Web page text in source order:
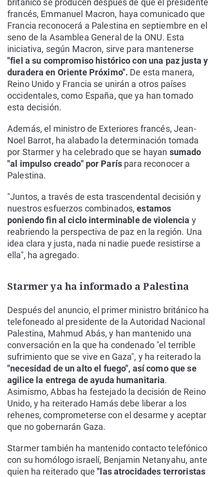
británico se producen después de que el presidente
francés, Emmanuel Macron, haya comunicado que
Francia reconocerá a Palestina en septiembre en el
seno de la Asamblea General de la ONU. Esta
iniciativa, según Macron, sirve para mantenerse
"fiel a su compromiso histórico con una paz justa y
duradera en Oriente Próximo". De esta manera,
Reino Unido y Francia se unirán a otros países
occidentales, como España, que ya han tomado
esta decisión.
Además, el ministro de Exteriores francés, Jean-
Noel Barrot, ha alabado la determinación tomada
por Starmer y ha celebrado que se hayan sumado
"al impulso creado" por París para reconocer a
Palestina.
"Juntos, a través de esta trascendental decisión y
nuestros esfuerzos combinados,estamos
poniendo fin al ciclo interminable de violencia y
reabriendo la perspectiva de paz en la región. Una
idea clara y justa, nada ni nadie puede resistirse a
ella", ha agregado.
Starmer ya ha informado a Palestina
Después del anuncio, el primer ministro británico ha
telefoneado al presidente de la Autoridad Nacional
Palestina, Mahmud Abás, y han mantenido una
conversación en la que ha condenado "el terrible
sufrimiento que se vive en Gaza", y ha reiterado la
"necesidad de un alto el fuego", así como que se
agilice la entrega de ayuda humanitaria.
Asimismo, Abbas ha festejado la decisión de Reino
Unido, y ha reiterado Hamás debe liberar a los
rehenes, comprometerse con el desarme y aceptar
que no gobernarán Gaza.
Starmer también ha mantenido contacto telefónico
con su homólogo israelí, Benjamin Netanyahu, ante
quien ha reiterado que"las atrocidades terroristas